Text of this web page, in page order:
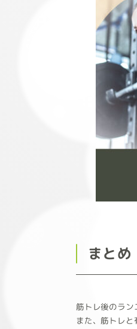
まとめ
筋トレ後のラン
また、筋トレと